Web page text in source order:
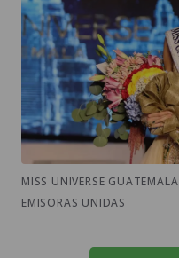
MISS UNIVERSE
EMISORAS UNIDAS